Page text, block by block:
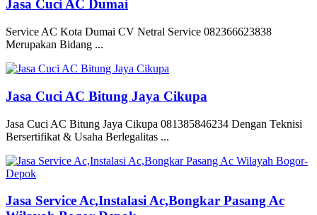
Jasa Cuci AC Dumai
Service AC Kota Dumai CV Netral Service 082366623838
Merupakan Bidang ...
Jasa Cuci AC Bitung Jaya Cikupa
Jasa Cuci AC Bitung Jaya Cikupa 081385846234 Dengan Teknisi
Bersertifikat & Usaha Berlegalitas ...
Jasa Service Ac,Instalasi Ac,Bongkar Pasang Ac